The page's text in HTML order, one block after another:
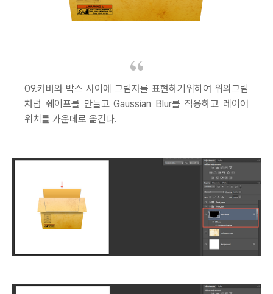
09.커버와 박스 사이에 그림자를 표현하기위하여 위의그림
처럼 쉐이프를 만들고 Gaussian Blur를 적용하고 레이어
위치를 가운데로 옮긴다.